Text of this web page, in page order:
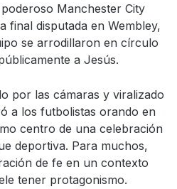
Manchester City
final disputada en Wembley,
se arrodillaron en círculo
a Jesús.
por las cámaras y viralizado
a los futbolistas orando en
centro de una celebración
deportiva. Para muchos,
de fe en un contexto
tener protagonismo.